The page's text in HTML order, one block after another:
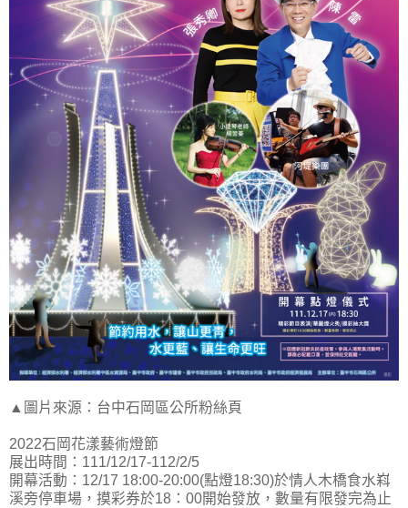
▲圖片來源：台中石岡區公所粉絲頁
2022石岡花漾藝術燈節
展出時間：111/12/17-112/2/5
開幕活動：12/17 18:00-20:00(點燈18:30)於情人木橋食水嵙
溪旁停車場，摸彩券於18：00開始發放，數量有限發完為止